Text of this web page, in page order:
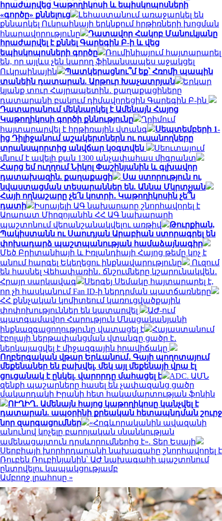
հրաժարվեց Կաթողիկոսի և եպիսկոպոսների
«գործը» քննելուց
Լեհաստանում առաջարկել են
քննարկել Ուկրաինայի երկնքում հրթիռների խոցման
հնարավորությունը
Դատավոր Հակոբ Մանուկյանը
հրաժարվել է քննել Գարեգին Բ-ի և վեց
եպիսկոպոսների գործը
Ռումինիայում հայտարարել
են, որ այլևս չեն կարող ֆինանսապես աջակցել
Ուկրաինային
Պատկերացնու՞մ եք՝ Հռոմի պապին
տանեին դատարան. Արթուր Խաչատրյան
Երկար
կյանք տուր Հայրապետին․ քաղաքացիները
դատարանի բակում դիմավորեցին Գարեգին Բ-ին
Դատարանում մեկնարկել է Ամենայն Հայոց
Կաթողիկոսի գործի քննությունը
Ղրիմում
հայտարարվել է հրթիռային վտանգ
Սեպտեմբերի 1-
ից Դիլիջանում աշակերտներն ու ուսանողները
տրանսպորտից անվճար կօգտվեն
Սեուտայում
մնում է ավելի քան 1300 անչափահաս միգրանտ
Հարց եմ ուղղում Նիկոլ Փաշինյանին և գլխավոր
դատախազին. քաղաքացի
Սա ստորություն ու
նվաստացման տեսարաններ են. Աննա Մկրտչյան
Հայի ողնաշարը չե՛ն կոտրի․ Կաթողիկոսին չե՞ն
դատի
Իսրայելի ԱԳ նախարարը շնորհավորել է
Արարատ Միրզոյանին ՀՀ ԱԳ նախարարի
պաշտոնում վերանշանակվելու առթիվ
Թուրքիան,
Պակիստանն ու Սաուդյան Արաբիան ստորագրել են
փոխադարձ պաշտպանության համաձայնագիր
Մեծ Բրիտանիայի և Իռլանդիայի Հայոց թեմը կոչ է
անում հարգել Եկեղեցու ինքնավարությունը
Ուզում
են հասնել Վեհափառին․ ճնշումները կշարունակվեն․
Հրայր սարկավագ
Սերգեյ Սեմակը հայտարարել է,
որ չի հասկանում Fan ID-ի ներդրման պատճառները
ՀՀ քննչական կոմիտեում կառուցվածքային
փոփոխություններ են կատարվել
ԱԺ-ում
պատգամավոր Հարություն Մնացականյանի
ինքնազգացողությունը վատացել է
Հայաստանում
էբոլայի ներթափանցման վտանգը ցածր է․
ներկայացվել է միջազգային իրավիճակը
Ողբերգական վթար Երևանում․ Գայի պողոտայում
մեքենաներ են բախվել, մեկ այլ մեքենայի վրա էլ
ցուցանակ է ընկել. վարորդը մահացել է
ADC. ԱՄՆ
զենքի պաշարները հասել են չափազանց ցածր
մակարդակի Իրանի հետ հակամարտության ֆոնին
ՈՒՂԻՂ․ Ամենայն հայոց կաթողիկոսը կանչվել է
դատարան. ապօրինի քրեական հետապնդման շուրջ
նոր զարգացումներ
«Հոգևորականին ավազանի
անունով կոչելը բարոյական սնանկության
ամենացայտուն դրսևորումներից է». Տեր Եսայի
Սերբիայի խորհրդարանի նախագահը շնորհավորել է
Ռուբեն Ռուբինյանին՝ ԱԺ նախագահի պաշտոնում
ընտրվելու կապակցությամբ
Ամբողջ լրահոսը »